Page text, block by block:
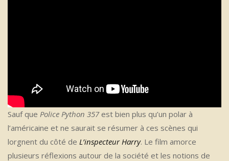
Sauf que Police Python 357est bien plus qu’un polar à
l’américaine et ne saurait se résumer à ces scènes qui
lorgnent du côté de L’inspecteur Harry. Le film amorce
plusieurs réflexions autour de la société et les notions de